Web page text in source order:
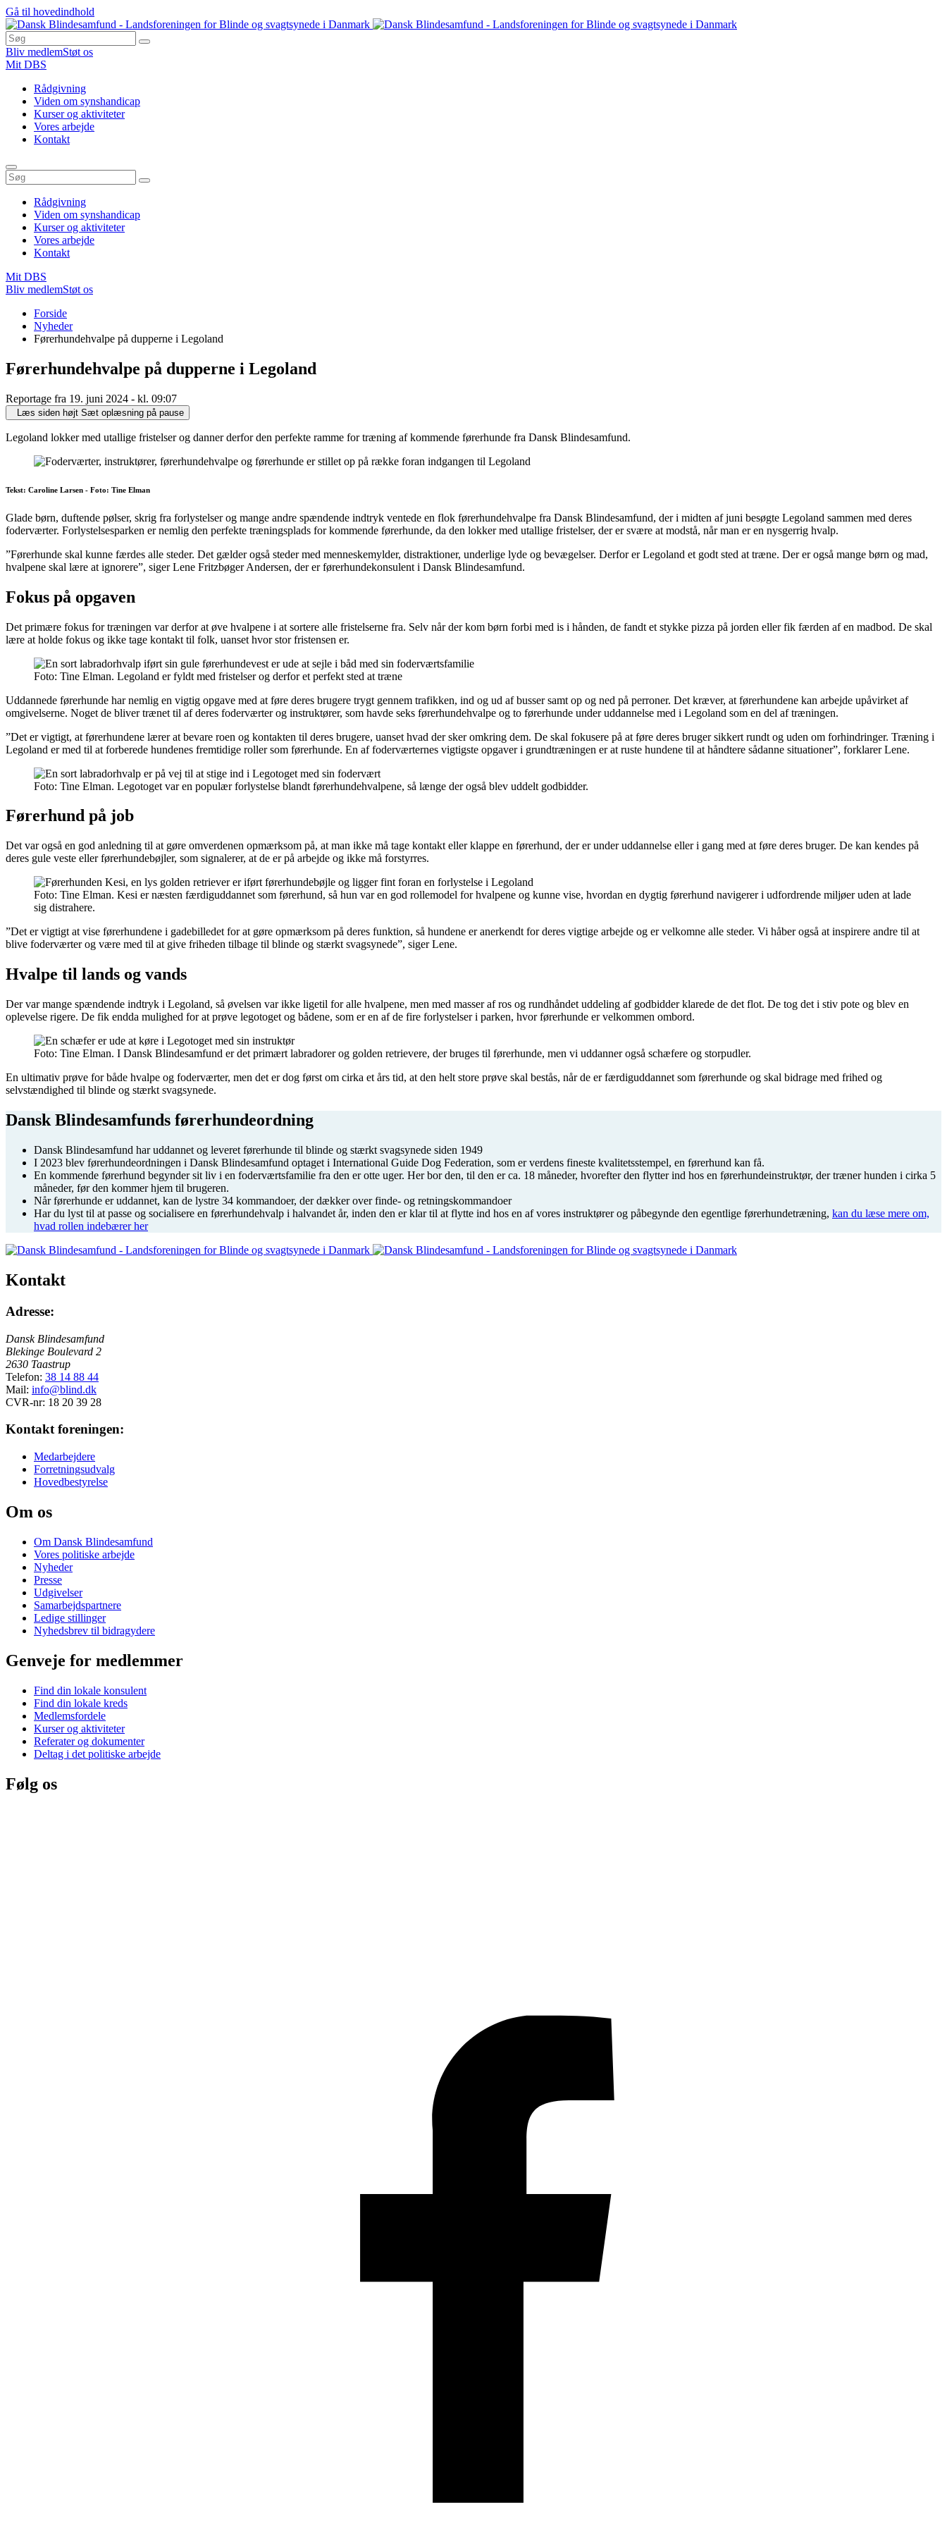
Gå til hovedindhold
Bliv medlemStøt os
Mit DBS
Rådgivning
Viden om synshandicap
Kurser og aktiviteter
Vores arbejde
Kontakt
Rådgivning
Viden om synshandicap
Kurser og aktiviteter
Vores arbejde
Kontakt
Mit DBS
Bliv medlemStøt os
Forside
Nyheder
Førerhundehvalpe på dupperne i Legoland
Førerhundehvalpe på dupperne i Legoland
Reportage fra 19. juni 2024 - kl. 09:07
Læs siden højt Sæt oplæsning på pause
Legoland lokker med utallige fristelser og danner derfor den perfekte ramme for træning af kommende førerhunde fra Dansk Blindesamfund.
Tekst: Caroline Larsen - Foto: Tine Elman
Glade børn, duftende pølser, skrig fra forlystelser og mange andre spændende indtryk ventede en flok førerhundehvalpe fra Dansk Blindesamfund, der i midten af juni besøgte Legoland sammen med deres
foderværter. Forlystelsesparken er nemlig den perfekte træningsplads for kommende førerhunde, da den lokker med utallige fristelser, der er svære at modstå, når man er en nysgerrig hvalp.
”Førerhunde skal kunne færdes alle steder. Det gælder også steder med menneskemylder, distraktioner, underlige lyde og bevægelser. Derfor er Legoland et godt sted at træne. Der er også mange børn og mad,
hvalpene skal lære at ignorere”, siger Lene Fritzbøger Andersen, der er førerhundekonsulent i Dansk Blindesamfund.
Fokus på opgaven
Det primære fokus for træningen var derfor at øve hvalpene i at sortere alle fristelserne fra. Selv når der kom børn forbi med is i hånden, de fandt et stykke pizza på jorden eller fik færden af en madbod. De skal
lære at holde fokus og ikke tage kontakt til folk, uanset hvor stor fristensen er.
Foto: Tine Elman. Legoland er fyldt med fristelser og derfor et perfekt sted at træne
Uddannede førerhunde har nemlig en vigtig opgave med at føre deres brugere trygt gennem trafikken, ind og ud af busser samt op og ned på perroner. Det kræver, at førerhundene kan arbejde upåvirket af
omgivelserne. Noget de bliver trænet til af deres foderværter og instruktører, som havde seks førerhundehvalpe og to førerhunde under uddannelse med i Legoland som en del af træningen.
”Det er vigtigt, at førerhundene lærer at bevare roen og kontakten til deres brugere, uanset hvad der sker omkring dem. De skal fokusere på at føre deres bruger sikkert rundt og uden om forhindringer. Træning i
Legoland er med til at forberede hundenes fremtidige roller som førerhunde. En af foderværternes vigtigste opgaver i grundtræningen er at ruste hundene til at håndtere sådanne situationer”, forklarer Lene.
Foto: Tine Elman. Legotoget var en populær forlystelse blandt førerhundehvalpene, så længe der også blev uddelt godbidder.
Førerhund på job
Det var også en god anledning til at gøre omverdenen opmærksom på, at man ikke må tage kontakt eller klappe en førerhund, der er under uddannelse eller i gang med at føre deres bruger. De kan kendes på
deres gule veste eller førerhundebøjler, som signalerer, at de er på arbejde og ikke må forstyrres.
Foto: Tine Elman. Kesi er næsten færdiguddannet som førerhund, så hun var en god rollemodel for hvalpene og kunne vise, hvordan en dygtig førerhund navigerer i udfordrende miljøer uden at lade
sig distrahere.
”Det er vigtigt at vise førerhundene i gadebilledet for at gøre opmærksom på deres funktion, så hundene er anerkendt for deres vigtige arbejde og er velkomne alle steder. Vi håber også at inspirere andre til at
blive foderværter og være med til at give friheden tilbage til blinde og stærkt svagsynede”, siger Lene.
Hvalpe til lands og vands
Der var mange spændende indtryk i Legoland, så øvelsen var ikke ligetil for alle hvalpene, men med masser af ros og rundhåndet uddeling af godbidder klarede de det flot. De tog det i stiv pote og blev en
oplevelse rigere. De fik endda mulighed for at prøve legotoget og bådene, som er en af de fire forlystelser i parken, hvor førerhunde er velkommen ombord.
Foto: Tine Elman. I Dansk Blindesamfund er det primært labradorer og golden retrievere, der bruges til førerhunde, men vi uddanner også schæfere og storpudler.
En ultimativ prøve for både hvalpe og foderværter, men det er dog først om cirka et års tid, at den helt store prøve skal bestås, når de er færdiguddannet som førerhunde og skal bidrage med frihed og
selvstændighed til blinde og stærkt svagsynede.
Dansk Blindesamfunds førerhundeordning
Dansk Blindesamfund har uddannet og leveret førerhunde til blinde og stærkt svagsynede siden 1949
I 2023 blev førerhundeordningen i Dansk Blindesamfund optaget i International Guide Dog Federation, som er verdens fineste kvalitetsstempel, en førerhund kan få.
En kommende førerhund begynder sit liv i en foderværtsfamilie fra den er otte uger. Her bor den, til den er ca. 18 måneder, hvorefter den flytter ind hos en førerhundeinstruktør, der træner hunden i cirka 5
måneder, før den kommer hjem til brugeren.
Når førerhunde er uddannet, kan de lystre 34 kommandoer, der dækker over finde- og retningskommandoer
Har du lyst til at passe og socialisere en førerhundehvalp i halvandet år, inden den er klar til at flytte ind hos en af vores instruktører og påbegynde den egentlige førerhundetræning, kan du læse mere om,
hvad rollen indebærer her
Kontakt
Adresse:
Dansk Blindesamfund
Blekinge Boulevard 2
2630 Taastrup
Telefon: 38 14 88 44
Mail: info@blind.dk
CVR-nr: 18 20 39 28
Kontakt foreningen:
Medarbejdere
Forretningsudvalg
Hovedbestyrelse
Om os
Om Dansk Blindesamfund
Vores politiske arbejde
Nyheder
Presse
Udgivelser
Samarbejdspartnere
Ledige stillinger
Nyhedsbrev til bidragydere
Genveje for medlemmer
Find din lokale konsulent
Find din lokale kreds
Medlemsfordele
Kurser og aktiviteter
Referater og dokumenter
Deltag i det politiske arbejde
Følg os